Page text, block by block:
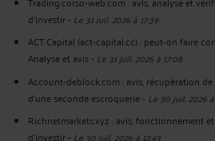
d'investir- Le 31 juil. 2026 à 17:39
ACT Capital (act-capital.cc) : peut-on faire
Analyse et avis- Le 31 juil. 2026 à 17:08
Account-deblock.com : avis, récupération
d'une seconde escroquerie- Le 30 juil. 2026
Richnetmarkets.xyz : avis, fonctionnement
d’investir- Le 30 juil. 2026 à 12:43